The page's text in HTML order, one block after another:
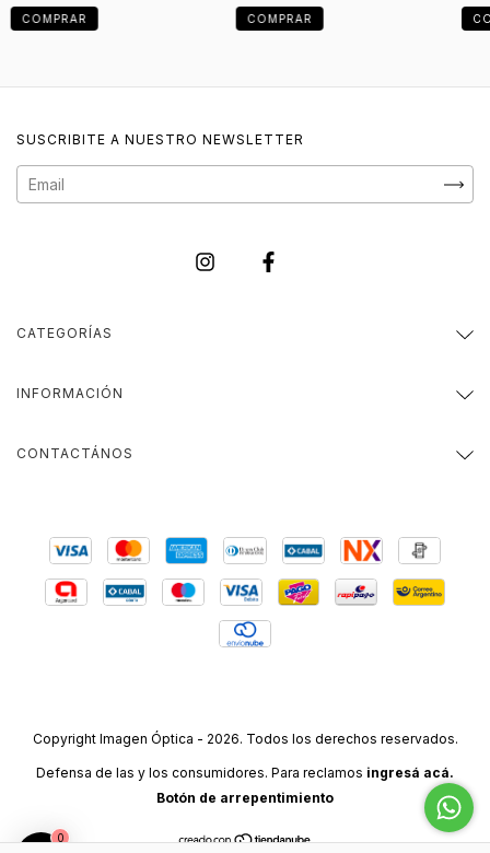
COMPRAR COMPRAR
SUSCRIBITE A NUESTRO NEWSLETTER
CATEGORÍAS
INFORMACIÓN
CONTACTÁNOS
Copyright Imagen Óptica - 2026. Todos los derechos reservados.
Defensa de las y los consumidores. Para reclamos ingresá acá.
Botón de arrepentimiento
0